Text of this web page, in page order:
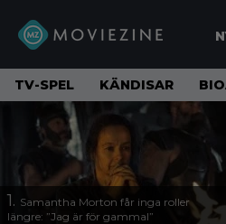
TV-SPEL KÄNDISAR
1. Samantha Morton får inga roller
längre: ”Jag är för gammal”